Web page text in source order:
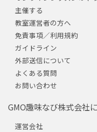
主催する
教室運営者の方へ
免責事項／利用規約
ガイドライン
外部送信について
よくある質問
お問い合わせ
GMO趣味なび株式会社
運営会社